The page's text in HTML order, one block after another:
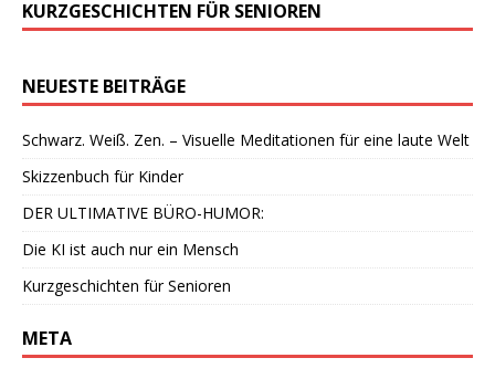
KURZGESCHICHTEN FÜR SENIOREN
NEUESTE BEITRÄGE
Schwarz. Weiß. Zen. – Visuelle Meditationen für eine laute Welt
Skizzenbuch für Kinder
DER ULTIMATIVE BÜRO-HUMOR:
Die KI ist auch nur ein Mensch
Kurzgeschichten für Senioren
META